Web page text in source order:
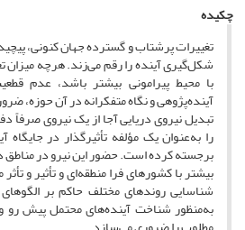
چکیده
تغییرات پرشتاب و گسترده جهان کنونی،
شکل‌گیری آینده را رقم می‌زند. هرچه میزان
با محیط پیرامونی بیشتر باشد، عدم
آینده‌پژوهی و نگاه متفکرانه در آن حوزه،
تبدیل نیروی دریایی آجا از یک نیروی صرفاً
را به‌عنوان یک مؤلفه تأثیرگذار در
برجسته کرده ‌است. حضور این نیرو در مناطق
بیشتر با کشورهای فرا منطقه‌ای و تأثیر و
شناسایی روندهای مختلف حاکم بر
به‌منظور شناخت آینده‌های محتمل پیش‌ رو